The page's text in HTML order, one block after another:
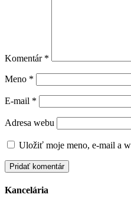
Komentár *
Meno *
E-mail *
Adresa webu
Uložiť moje meno, e-mail a
Kancelária